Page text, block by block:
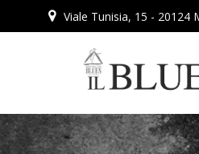
al
Viale Tunisia, 15 - 20124